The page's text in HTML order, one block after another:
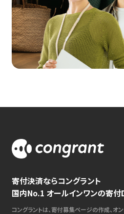
寄付決済ならコングラント
国内No.1 オールインワンの寄付
コングラントは、寄付募集ページの作成、オ